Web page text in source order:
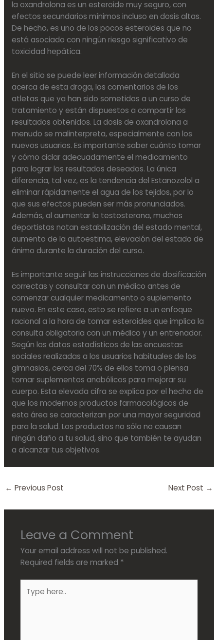
la oxandrolona es un esteroide muy seguro, con
efectos secundarios mínimos incluso en dosis altas.
De hecho, es uno de los pocos esteroides que no
está asociado con ningún riesgo significativo de
toxicidad hepática.
En el sitio se puede leer información detallada
acerca de esta droga, los comentarios de los
atletas que ya han sido sometidos a un curso de
tratamiento y están dispuestos a compartir los
resultados obtenidos. La dosis de oxandrolona a
menudo se malinterpreta, especialmente con los
nuevos usuarios. Es importante saber cuánto tomar
y cómo ciclar adecuadamente el medicamento
para lograr los resultados deseados. La única
diferencia, tal vez, es la tendencia del Estanozolol a
eliminar rápidamente el agua de los tejidos, por lo
que sus efectos pueden ser más pronunciados.
Además, al aumentar la testosterona, muchos
deportistas notan estabilización del estado mental,
aumento de la autoestima, elevación del estado de
ánimo durante la duración del curso.
Es importante seguir las instrucciones de dosificación
correctas y consultar con un médico antes de
comenzar cualquier medicamento o suplemento
nuevo. En este caso, esto se refiere a un enfoque
racional a la hora de tomar esteroides que implica la
consulta obligatoria con un médico y un entrenador.
Según los datos estadísticos de las encuestas
sociales realizadas a los usuarios habituales de los
gimnasios, cerca del 70% de ellos toma o piensa
tomar suplementos anabólicos para mejorar su
cuerpo. Esta elevada cifra se explica por el hecho de
que los modernos productos farmacológicos de
esta área se caracterizan por una mayor seguridad
para la salud. Los productos no sólo no causan
ningún daño a tu salud, sino que también te ayudan
a alcanzar tus objetivos.
← Previous Post Next Post →
Leave a Comment
Your email address will not be published.
Required fields are marked *
here..